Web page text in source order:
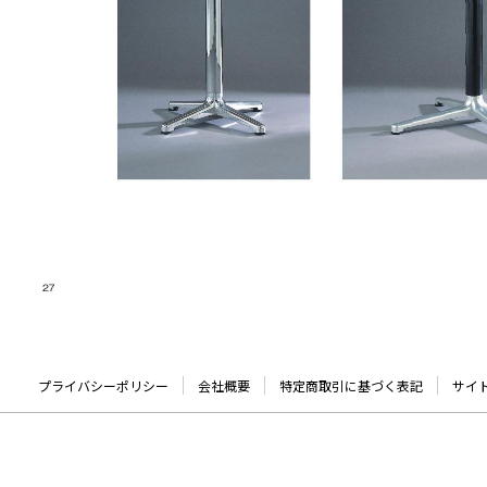
プライバシーポリシー 会社概要 特定商取引に基づく表記 サイ